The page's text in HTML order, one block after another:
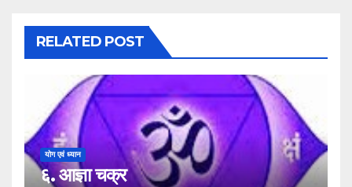
RELATED POST
योग एवं ध्यान
६. आज्ञा चक्र